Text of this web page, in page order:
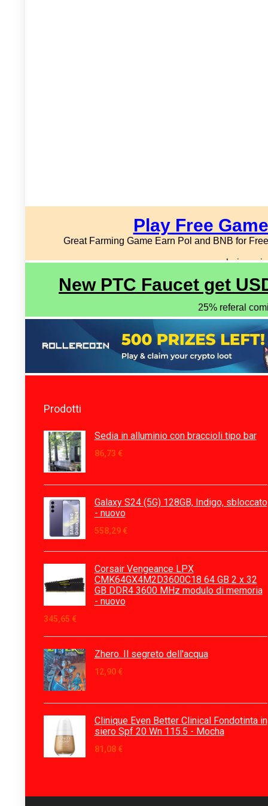
Prodotti
Sedia in alluminio con braccioli tipo bar
86,73 €
Galaxy S24 (5G) 128GB, Indigo, sbloccato
- nuovo
558,29 €
Corsair Vengeance LPX
CMK64GX4M2D3600C18 64 GB 2 x 32
GB DDR4 3600 MHz modulo di memoria
- nuovo
345,65 €
Zhero. Il segreto dell'acqua
12,90 €
Clinique Even Better Clinical Fondotinta in
siero Spf 20 Wn 115.5 - Mocha
81,08 €